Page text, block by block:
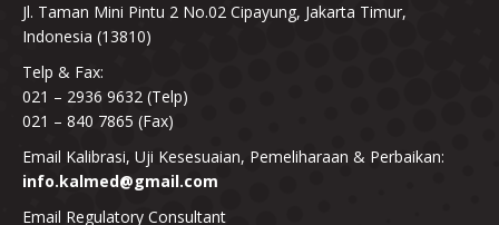
Jl. Taman Mini Pintu 2 No.02 Cipayung, Jakarta Timur,
Indonesia (13810)
Telp & Fax:
021 – 2936 9632 (Telp)
021 – 840 7865 (Fax)
Email Kalibrasi, Uji Kesesuaian, Pemeliharaan & Perbaikan:
info.kalmed@gmail.com
Email Regulatory Consultant